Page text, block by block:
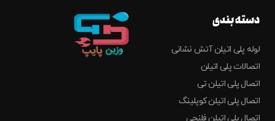
دسته بندی
لوله پلی اتیلن آتش نشانی
اتصالات پلی اتیلن
اتصال پلی اتیلن تی
اتصال پلی اتیلن کوپلینگ
اتصال پلی اتیلن فلنجی